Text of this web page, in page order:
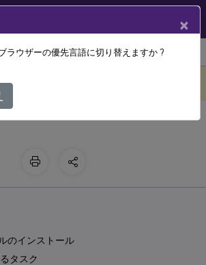
ル デリバリー エージェント
Linux仮想配信エージ
ーティング
のインストール
タスク
×
ラウザーの優先言語に切り替えますか ?